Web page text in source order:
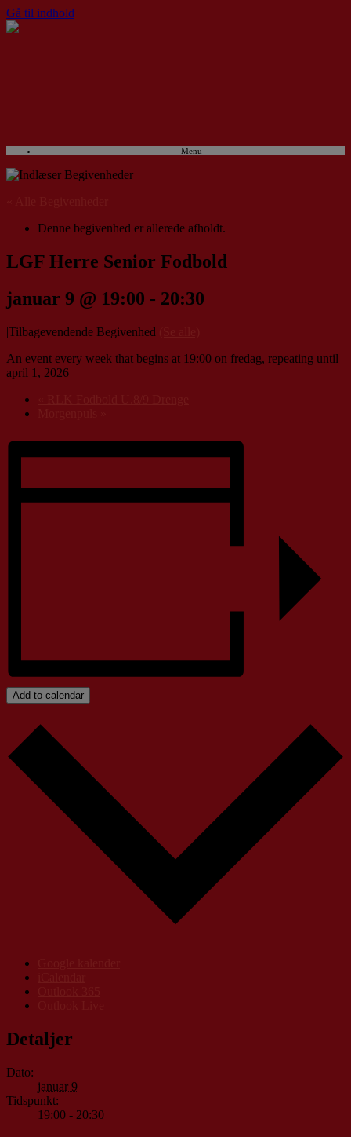
Gå til indhold
Menu
Denne begivenhed er allerede afholdt.
LGF Herre Senior Fodbold
januar 9 @ 19:00 - 20:30
|Tilbagevendende Begivenhed
An event every week that begins at 19:00 on fredag, repeating until
april 1, 2026
Add to calendar
Detaljer
Dato:
januar 9
Tidspunkt:
19:00 - 20:30